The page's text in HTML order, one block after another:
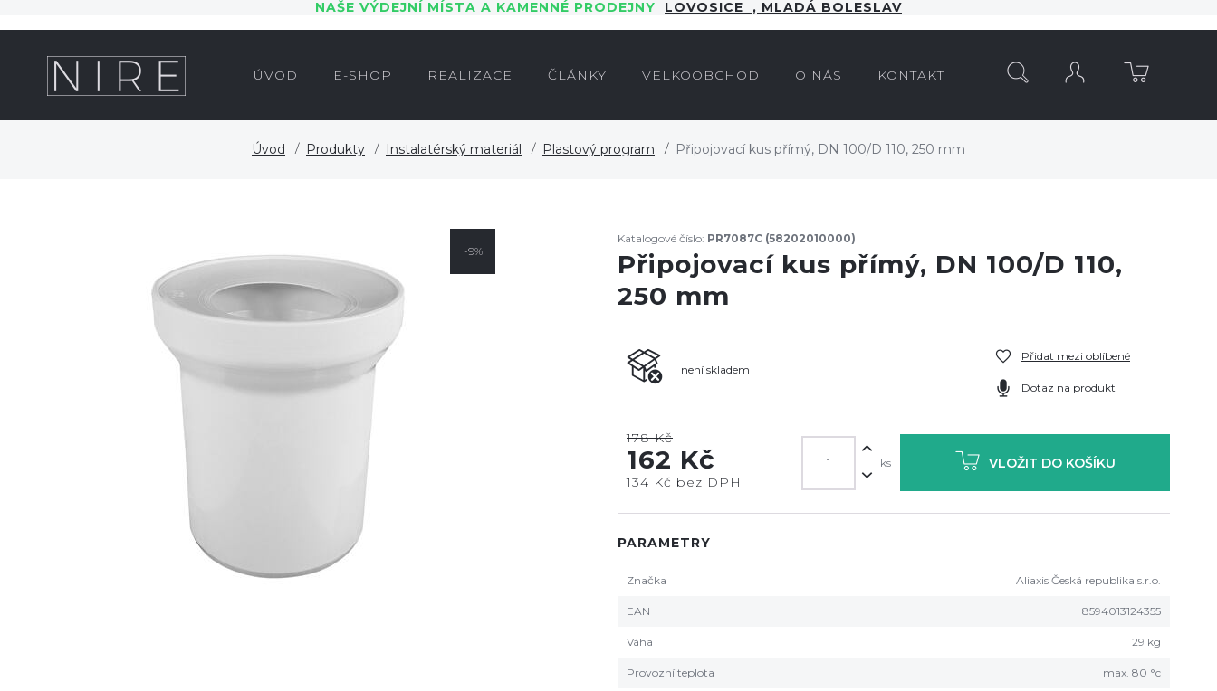
NAŠE VÝDEJNÍ MÍSTA A KAMENNÉ PRODEJNY LOVOSICE , MLADÁ BOLESLAV
ÚVOD E-SHOP REALIZACE ČLÁNKY VELKOOBCHOD O NÁS KONTAKT
Úvod Produkty Instalatérský materiál Plastový program Připojovací kus přímý, DN 100/D 110, 250 mm
-9%
Katalogové číslo: PR7087C (58202010000)
Připojovací kus přímý, DN 100/D 110,
250 mm
není skladem
Přidat mezi oblíbené
Dotaz na produkt
178 Kč
162 Kč
134 Kč bez DPH
ks VLOŽIT DO KOŠÍKU
PARAMETRY
Značka Aliaxis Česká republika s.r.o.
EAN 8594013124355
Váha 29 kg
Provozní teplota max. 80 °c